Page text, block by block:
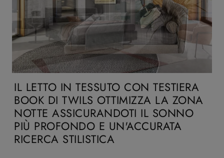
IL LETTO IN TESSUTO CON TESTIERA
BOOK DI TWILS OTTIMIZZA LA ZONA
NOTTE ASSICURANDOTI IL SONNO
PIÙ PROFONDO E UN'ACCURATA
RICERCA STILISTICA